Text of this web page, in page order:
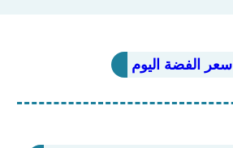
سعر الفضة اليوم